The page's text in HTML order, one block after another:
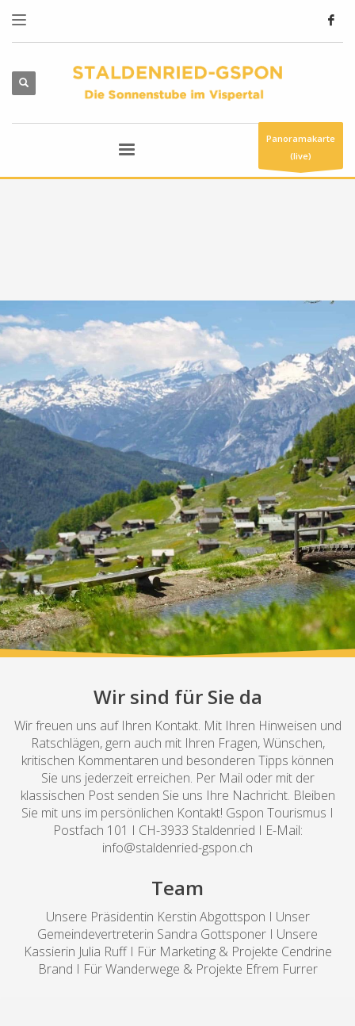
Panoramakarte
(live)
Wir sind für Sie da
Wir freuen uns auf Ihren Kontakt. Mit Ihren Hinweisen und
Ratschlägen, gern auch mit Ihren Fragen, Wünschen,
kritischen Kommentaren und besonderen Tipps können
Sie uns jederzeit erreichen. Per Mail oder mit der
klassischen Post senden Sie uns Ihre Nachricht. Bleiben
Sie mit uns im persönlichen Kontakt! Gspon Tourismus I
Postfach 101 I CH-3933 Staldenried I E-Mail:
info@staldenried-gspon.ch
Team
Unsere Präsidentin Kerstin Abgottspon I Unser
Gemeindevertreterin Sandra Gottsponer I Unsere
Kassierin Julia Ruff I Für Marketing & Projekte Cendrine
Brand I Für Wanderwege & Projekte Efrem Furrer